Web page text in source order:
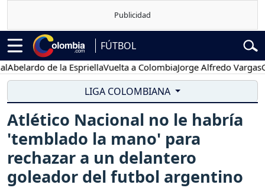
FÚTBOL
de la EspriellaVuelta a ColombiaJorge Alfredo Vargas
LIGA COLOMBIANA
Atlético Nacional no le habría
'temblado la mano' para
rechazar a un delantero
goleador del futbol argentino